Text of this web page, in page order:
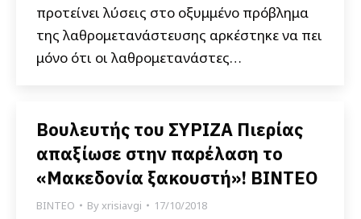
προτείνει λύσεις στο οξυμμένο πρόβλημα
της λαθρομετανάστευσης αρκέστηκε να πει
μόνο ότι οι λαθρομετανάστες…
Βουλευτής του ΣΥΡΙΖΑ Πιερίας
απαξίωσε στην παρέλαση το
«Μακεδονία ξακουστή»! ΒΙΝΤΕΟ
ΒΙΝΤΕΟ Byxrisiavgi 17/10/2018